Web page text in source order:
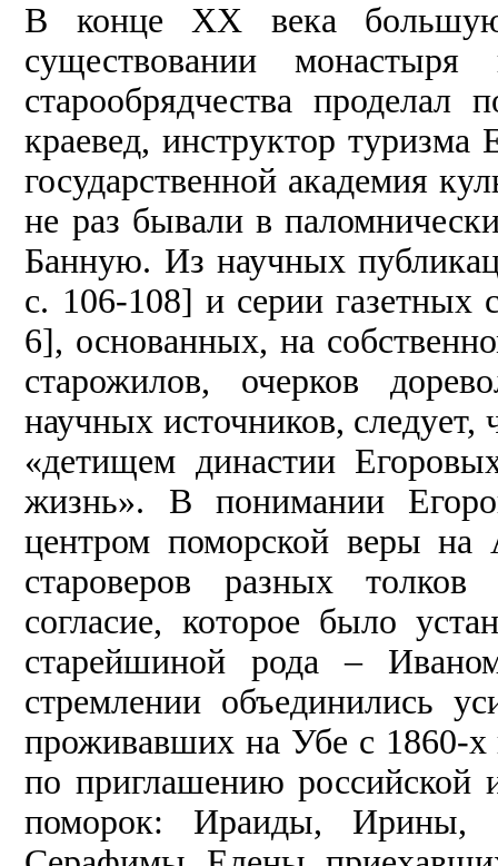
В конце XX века
существовании
старообрядчества проделал
краевед, инструктор
государственной академия
не раз бывали в
Банную. Из научных
с. 106-108] и серии газетных
6], основанных, на
старожилов, очерков
научных источников,
«детищем династии
жизнь». В понимании
центром поморской веры на
староверов разных
согласие, которое было
старейшиной рода –
стремлении объединились
проживавших на Убе с 1860-
по приглашению
поморок: Ираиды, Ирины,